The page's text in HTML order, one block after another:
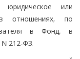
юридическое или
отношениях, по
в Фонд, в
212-ФЗ.